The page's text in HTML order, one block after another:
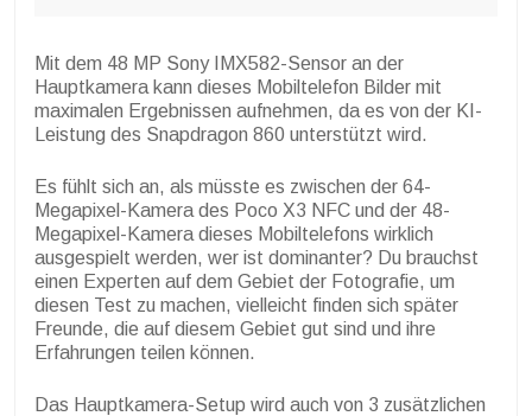
Mit dem 48 MP Sony IMX582-Sensor an der
Hauptkamera kann dieses Mobiltelefon Bilder mit
maximalen Ergebnissen aufnehmen, da es von der KI-
Leistung des Snapdragon 860 unterstützt wird.
Es fühlt sich an, als müsste es zwischen der 64-
Megapixel-Kamera des Poco X3 NFC und der 48-
Megapixel-Kamera dieses Mobiltelefons wirklich
ausgespielt werden, wer ist dominanter? Du brauchst
einen Experten auf dem Gebiet der Fotografie, um
diesen Test zu machen, vielleicht finden sich später
Freunde, die auf diesem Gebiet gut sind und ihre
Erfahrungen teilen können.
Das Hauptkamera-Setup wird auch von 3 zusätzlichen